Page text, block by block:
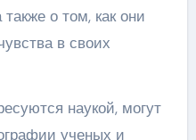
о том, как они
в своих
наукой, могут
ученых и